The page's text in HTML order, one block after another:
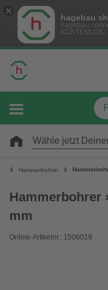
hagebau
hagebau
Wähle jetzt
Hammerbohrer
Hammerbohrer
mm
Online-Artikelnr.: 1506019